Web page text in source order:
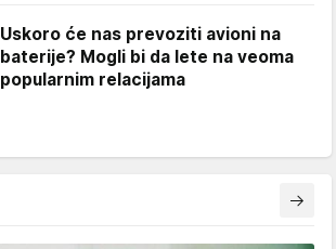
Uskoro će nas prevoziti avioni na
baterije? Mogli bi da lete na veoma
popularnim relacijama